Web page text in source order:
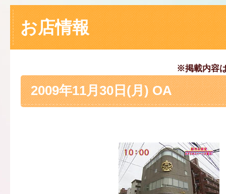
お店情報
※掲載内容
2009年11月30日(月) OA